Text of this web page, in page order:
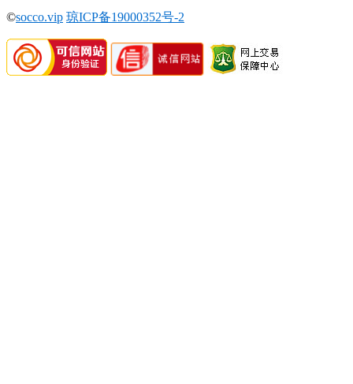
©socco.vip 琼ICP备19000352号-2